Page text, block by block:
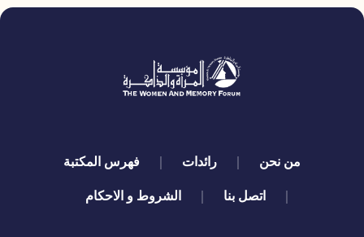
quick links
من نحن رائدات
فهرس المكتبة
اتصل بنا
الشروط و الاحكام